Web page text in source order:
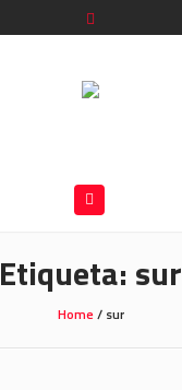
Etiqueta: sur
Home/ sur